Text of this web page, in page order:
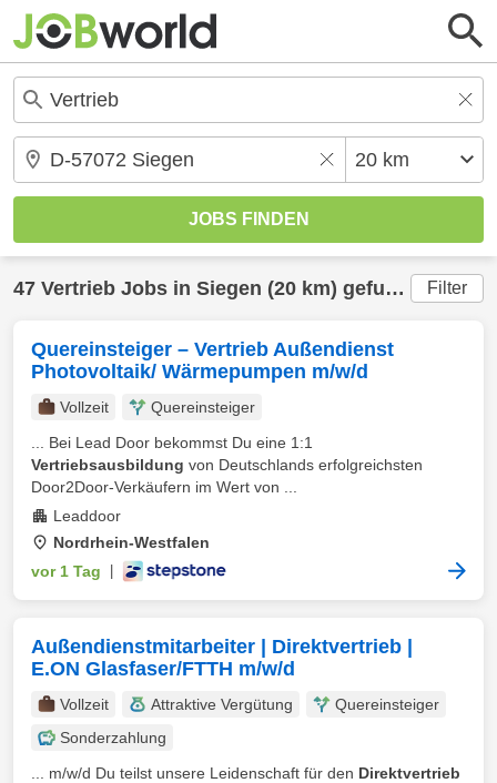
47 Vertrieb Jobs in Siegen (20 km) gefunden Filter
Quereinsteiger – Vertrieb Außendienst
Photovoltaik/ Wärmepumpen m/w/d
Vollzeit
Quereinsteiger
... Bei Lead Door bekommst Du eine 1:1
Vertriebsausbildung von Deutschlands erfolgreichsten
Door2Door-Verkäufern im Wert von ...
Leaddoor
Nordrhein-Westfalen
vor 1 Tag
Außendienstmitarbeiter | Direktvertrieb |
E.ON Glasfaser/FTTH m/w/d
Vollzeit Attraktive Vergütung
Quereinsteiger
Sonderzahlung
... m/w/d Du teilst unsere Leidenschaft für den Direktvertrieb